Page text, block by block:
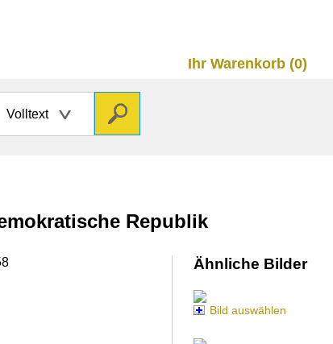
Ihr Warenkorb (0)
Volltext
Republik
Ähnliche Bilder
Bild auswählen